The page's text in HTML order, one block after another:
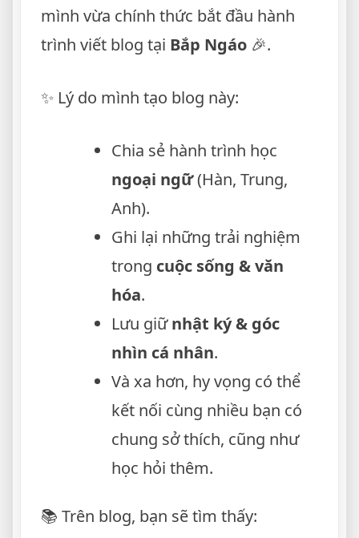
mình vừa chính thức bắt đầu hành
trình viết blog tại Bắp Ngáo 🎉.
✨ Lý do mình tạo blog này:
Chia sẻ hành trình học
ngoại ngữ(Hàn, Trung,
Anh).
Ghi lại những trải nghiệm
trong cuộc sống & văn
hóa.
Lưu giữnhật ký & góc
nhìn cá nhân.
Và xa hơn, hy vọng có thể
kết nối cùng nhiều bạn có
chung sở thích, cũng như
học hỏi thêm.
📚 Trên blog, bạn sẽ tìm thấy: